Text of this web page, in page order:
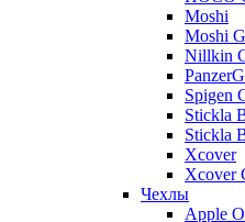
Moshi
Moshi
Nillkin
Spigen
Stickla
Stickla
Xcover
Xcover
Чехлы
Apple